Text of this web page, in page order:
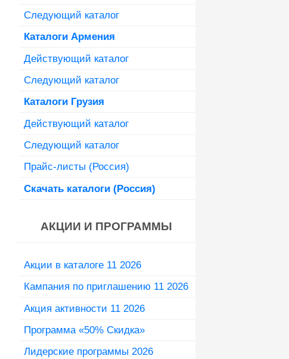
Следующий каталог
Каталоги Армения
Действующий каталог
Следующий каталог
Каталоги Грузия
Действующий каталог
Следующий каталог
Прайс-листы (Россия)
Скачать каталоги (Россия)
АКЦИИ И ПРОГРАММЫ
Акции в каталоге 11 2026
Кампания по приглашению 11 2026
Акция активности 11 2026
Программа «50% Скидка»
Лидерские программы 2026